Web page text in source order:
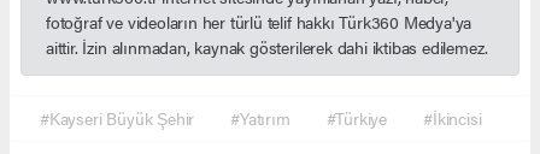
fotoğraf ve videoların her türlü telif hakkı Türk360 Medya'ya
aittir. İzin alınmadan, kaynak gösterilerek dahi iktibas edilemez.
#Kayseri Büyük Şehir #Yatırım #Türkiye #İkincisi